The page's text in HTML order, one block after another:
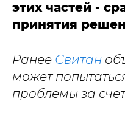
этих частей -
принятия
Ранее Свитан
может
проблемы за